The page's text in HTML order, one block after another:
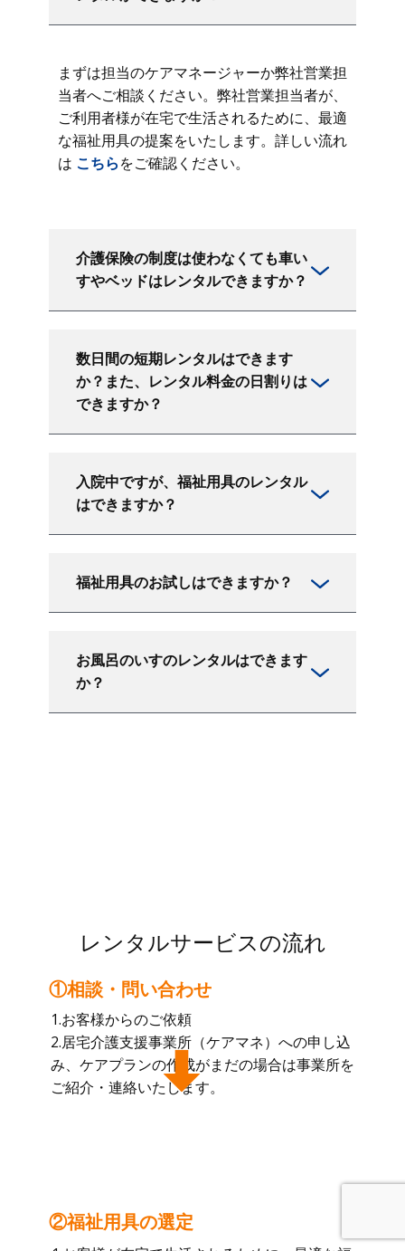
まずは担当のケアマネージャーか弊社営業担
当者へご相談ください。弊社営業担当者が、
ご利用者様が在宅で生活されるために、最適
な福祉用具の提案をいたします。詳しい流れ
は こちらをご確認ください。
介護保険の制度は使わなくても車い
すやベッドはレンタルできますか？
数日間の短期レンタルはできます
か？また、レンタル料金の日割りは
できますか？
入院中ですが、福祉用具のレンタル
はできますか？
福祉用具のお試しはできますか？
お風呂のいすのレンタルはできます
か？
レンタルサービスの流れ
1.お客様からのご依頼
2.居宅介護支援事業所（ケアマネ）への申し込
み、ケアプランの作成がまだの場合は事業所を
ご紹介・連絡いたします。
①相談・問い合わせ
②福祉用具の選定